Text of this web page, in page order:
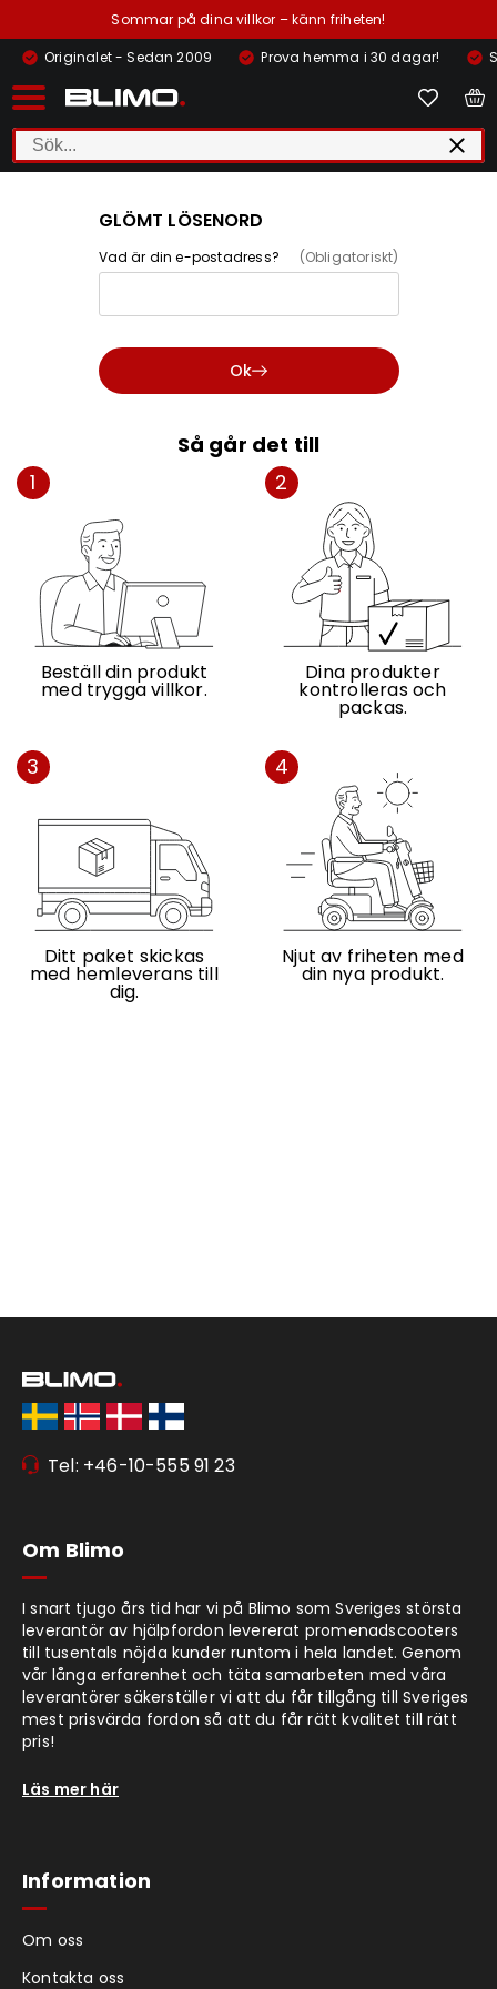
Sommar på dina villkor – känn friheten!
Originalet - Sedan 2009
Prova hemma i 30 dagar!
GLÖMT LÖSENORD
Vad är din e-postadress? (Obligatoriskt)
Ok
Så går det till
1
Beställ din produkt
med trygga villkor.
2
Dina produkter
kontrolleras och
packas.
3
Ditt paket skickas
med hemleverans till
dig.
4
Njut av friheten med
din nya produkt.
Tel: +46-10-555 91 23
Om Blimo
I snart tjugo års tid har vi på Blimo som Sveriges största
leverantör av hjälpfordon levererat promenadscooters
till tusentals nöjda kunder runtom i hela landet. Genom
vår långa erfarenhet och täta samarbeten med våra
leverantörer säkerställer vi att du får tillgång till Sveriges
mest prisvärda fordon så att du får rätt kvalitet till rätt
pris!
Läs mer här
Information
Om oss
Kontakta oss